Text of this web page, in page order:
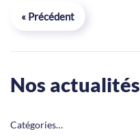
« Précédent
Nos actualités
Catégories…